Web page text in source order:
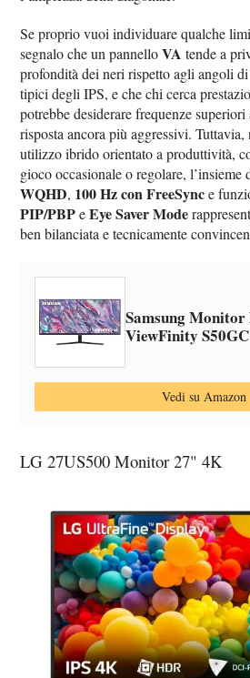
Se proprio vuoi individuare qualche
segnalo che un pannelloVA tende a
profondità dei neri rispetto agli angoli
tipici degli IPS, e che chi cerca
potrebbe desiderare frequenze superiori
risposta ancora più aggressivi.
utilizzo ibrido orientato a produttività,
gioco occasionale o regolare, l’insieme
WQHD, 100 Hz con FreeSynce
PIP/PBPeEye Saver Mode
ben bilanciata e tecnicamente
Samsung
ViewFinity
Vedi su Amazon
LG 27US500 Monitor 27" 4K